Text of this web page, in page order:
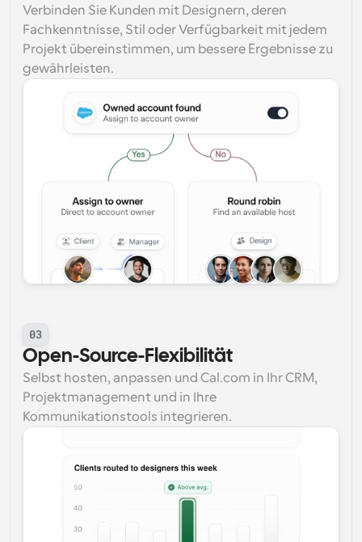
Verbinden Sie Kunden mit Designern, deren
Fachkenntnisse, Stil oder Verfügbarkeit mit jedem
Projekt übereinstimmen, um bessere Ergebnisse zu
gewährleisten.
03
Open-Source-Flexibilität
Selbst hosten, anpassen und Cal.com in Ihr CRM,
Projektmanagement und in Ihre
Kommunikationstools integrieren.